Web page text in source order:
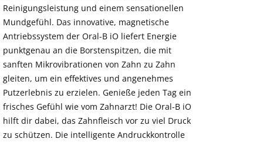
Reinigungsleistung und einem sensationellen
Mundgefühl. Das innovative, magnetische
Antriebssystem der Oral-B iO liefert Energie
punktgenau an die Borstenspitzen, die mit
sanften Mikrovibrationen von Zahn zu Zahn
gleiten, um ein effektives und angenehmes
Putzerlebnis zu erzielen. Genieße jeden Tag ein
frisches Gefühl wie vom Zahnarzt! Die Oral-B iO
hilft dir dabei, das Zahnfleisch vor zu viel Druck
zu schützen. Die intelligente Andruckkontrolle